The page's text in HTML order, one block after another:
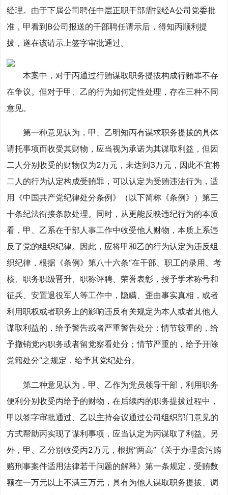
经理。由于下属公司聘任中层正职干部需报经A公司党委批
准，甲看到B公司报送的干部聘任请示后，得知丙顺利提
拔，遂在该请示上签字审批通过。
本案中，对于丙通过行贿谋取职务提拔构成行贿罪不存
在争议。但对于甲、乙的行为如何定性处理，存在三种不同
意见。
第一种意见认为，甲、乙明知丙有谋求职务提拔的具体
请托事项而收受其财物，应当视为承诺为其谋取利益，但因
二人分别收受的财物仅为2万元，未达到3万元，因此不宜将
二人的行为认定构成受贿罪，可以认定为受贿违法行为，适
用《中国共产党纪律处分条例》（以下简称《条例》）第三
十条纪法衔接条款处理。同时，从更能反映违纪行为的本质
看，甲、乙系在干部人事工作中收受他人财物，本质上系违
反了党的组织纪律。因此，应将甲和乙的行为认定为违反组
织纪律，根据《条例》第八十六条“在干部、职工的录用、考
核、职务职级晋升、职称评聘、荣誉表彰，授予学术称号和
征兵、安置退役军人等工作中，隐瞒、歪曲事实真相，或者
利用职权或者职务上的影响违反有关规定为本人或者其他人
谋取利益的，给予警告或者严重警告处分；情节较重的，给
予撤销党内职务或者留党察看处分；情节严重的，给予开除
党籍处分”之规定，给予其党纪处分。
第二种意见认为，甲、乙作为党员领导干部，利用职务
便利分别收受丙给予的财物，在后续丙的职务提拔过程中，
甲以签字审批通过、乙以主持会议通过公司组织部门意见的
方式帮助丙实现了谋利事项，应当认定为丙谋取了利益。另
外，甲、乙分别收受丙2万元，根据“两高”《关于办理贪污贿
赂刑事案件适用法律若干问题的解释》第一条规定，受贿数
额在一万元以上不满三万元，具有为他人谋取职务提拔、调